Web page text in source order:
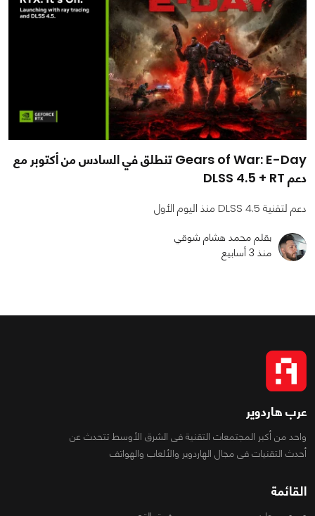
Gears of War: E-Day تنطلق في السادس من أكتوبر مع
دعم DLSS 4.5 + RT
دعم لتقنية DLSS 4.5 منذ اليوم الأول
بقلم محمد هشام شوقي
منذ 3 أسابيع
عرب هاردوير
واحد من أكبر المجتمعات التقنية فى الشرق الأوسط تتحدث عن
أحدث التقنيات فى مجال الهاردوير والألعاب والهواتف
القائمة